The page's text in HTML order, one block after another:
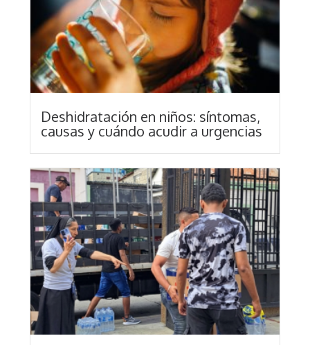
Deshidratación en niños: síntomas,
causas y cuándo acudir a urgencias